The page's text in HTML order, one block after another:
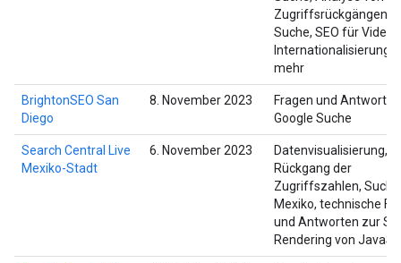
Zugriffsrückgängen,
Suche, SEO für
Internationalisierung
mehr
BrightonSEO San
Diego
8. November 2023
Fragen und
Google Suche
Search Central Live
Mexiko-Stadt
6. November 2023
Datenvisualisierung,
Rückgang der
Zugriffszahlen,
Mexiko, technische
und Antworten zur
Rendering von